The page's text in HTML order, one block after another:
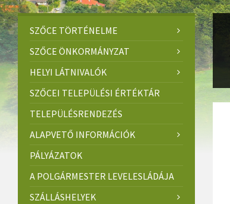
SZŐCE TÖRTÉNELME
SZŐCE ÖNKORMÁNYZAT
HELYI LÁTNIVALÓK
SZŐCEI TELEPÜLÉSI ÉRTÉKTÁR
TELEPÜLÉSRENDEZÉS
ALAPVETŐ INFORMÁCIÓK
PÁLYÁZATOK
A POLGÁRMESTER LEVELESLÁDÁJA
SZÁLLÁSHELYEK